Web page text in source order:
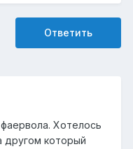
Ответить
Хотелось
другом который